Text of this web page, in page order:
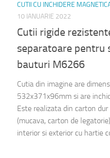
CUTII CU INCHIDERE
10 IANUARIE 2022
Cutii rigide
separatoare pentru
bauturi M6266
Cutia din imagine are
532x371x96mm si are
Este realizata din carton
(mucava, carton de
interior si exterior cu hartie